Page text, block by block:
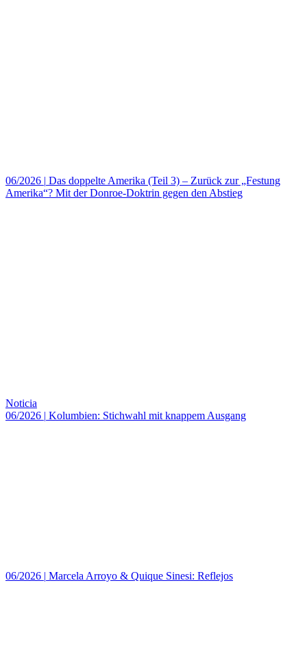
06/2026 | Das doppelte Amerika (Teil 3) – Zurück zur „Festung
Amerika“? Mit der Donroe-Doktrin gegen den Abstieg
Noticia
06/2026 | Kolumbien: Stichwahl mit knappem Ausgang
06/2026 | Marcela Arroyo & Quique Sinesi: Reflejos